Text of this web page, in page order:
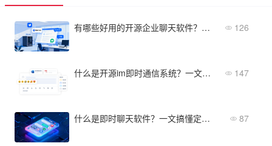
有哪些好用的开源企业聊天软件？轻量级私有化方案推荐 126
什么是开源im即时通信系统？一文搞懂核心功能与适用场景 147
什么是即时聊天软件？一文搞懂定义、功能与选型要点 87